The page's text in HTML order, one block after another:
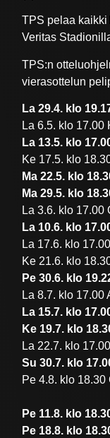
TPS pelaa kaikki
Veritas
TPS:n
vierasottelun
La 29.4. klo
La 6.5. klo
La 13.5. klo
Ke 17.5. klo
Ma 22.5. klo
Ma 29.5. klo
La 3.6. klo 17.00
La 10.6. klo
La 17.6. klo
Ke 21.6. klo
Pe 30.6. klo
La 8.7. klo 17.00
La 15.7. klo
Ke 19.7. klo
La 22.7. klo
Su 30.7. klo
Pe 4.8. klo
Pe 11.8. klo
Pe 18.8. klo